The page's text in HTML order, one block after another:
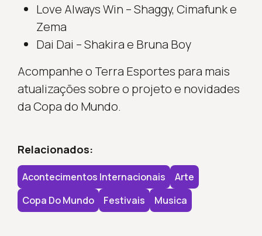
Love Always Win – Shaggy, Cimafunk e
Zema
Dai Dai – Shakira e Bruna Boy
Acompanhe o Terra Esportes para mais
atualizações sobre o projeto e novidades
da Copa do Mundo.
Relacionados:
Acontecimentos Internacionais
Arte
Copa Do Mundo
Festivais Musica